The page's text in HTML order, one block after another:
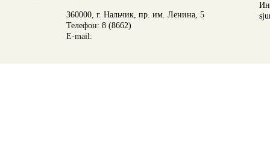
360000, г. Нальчик, пр. им. Ленина, 5
Телефон: 8 (8662)
E-mail: